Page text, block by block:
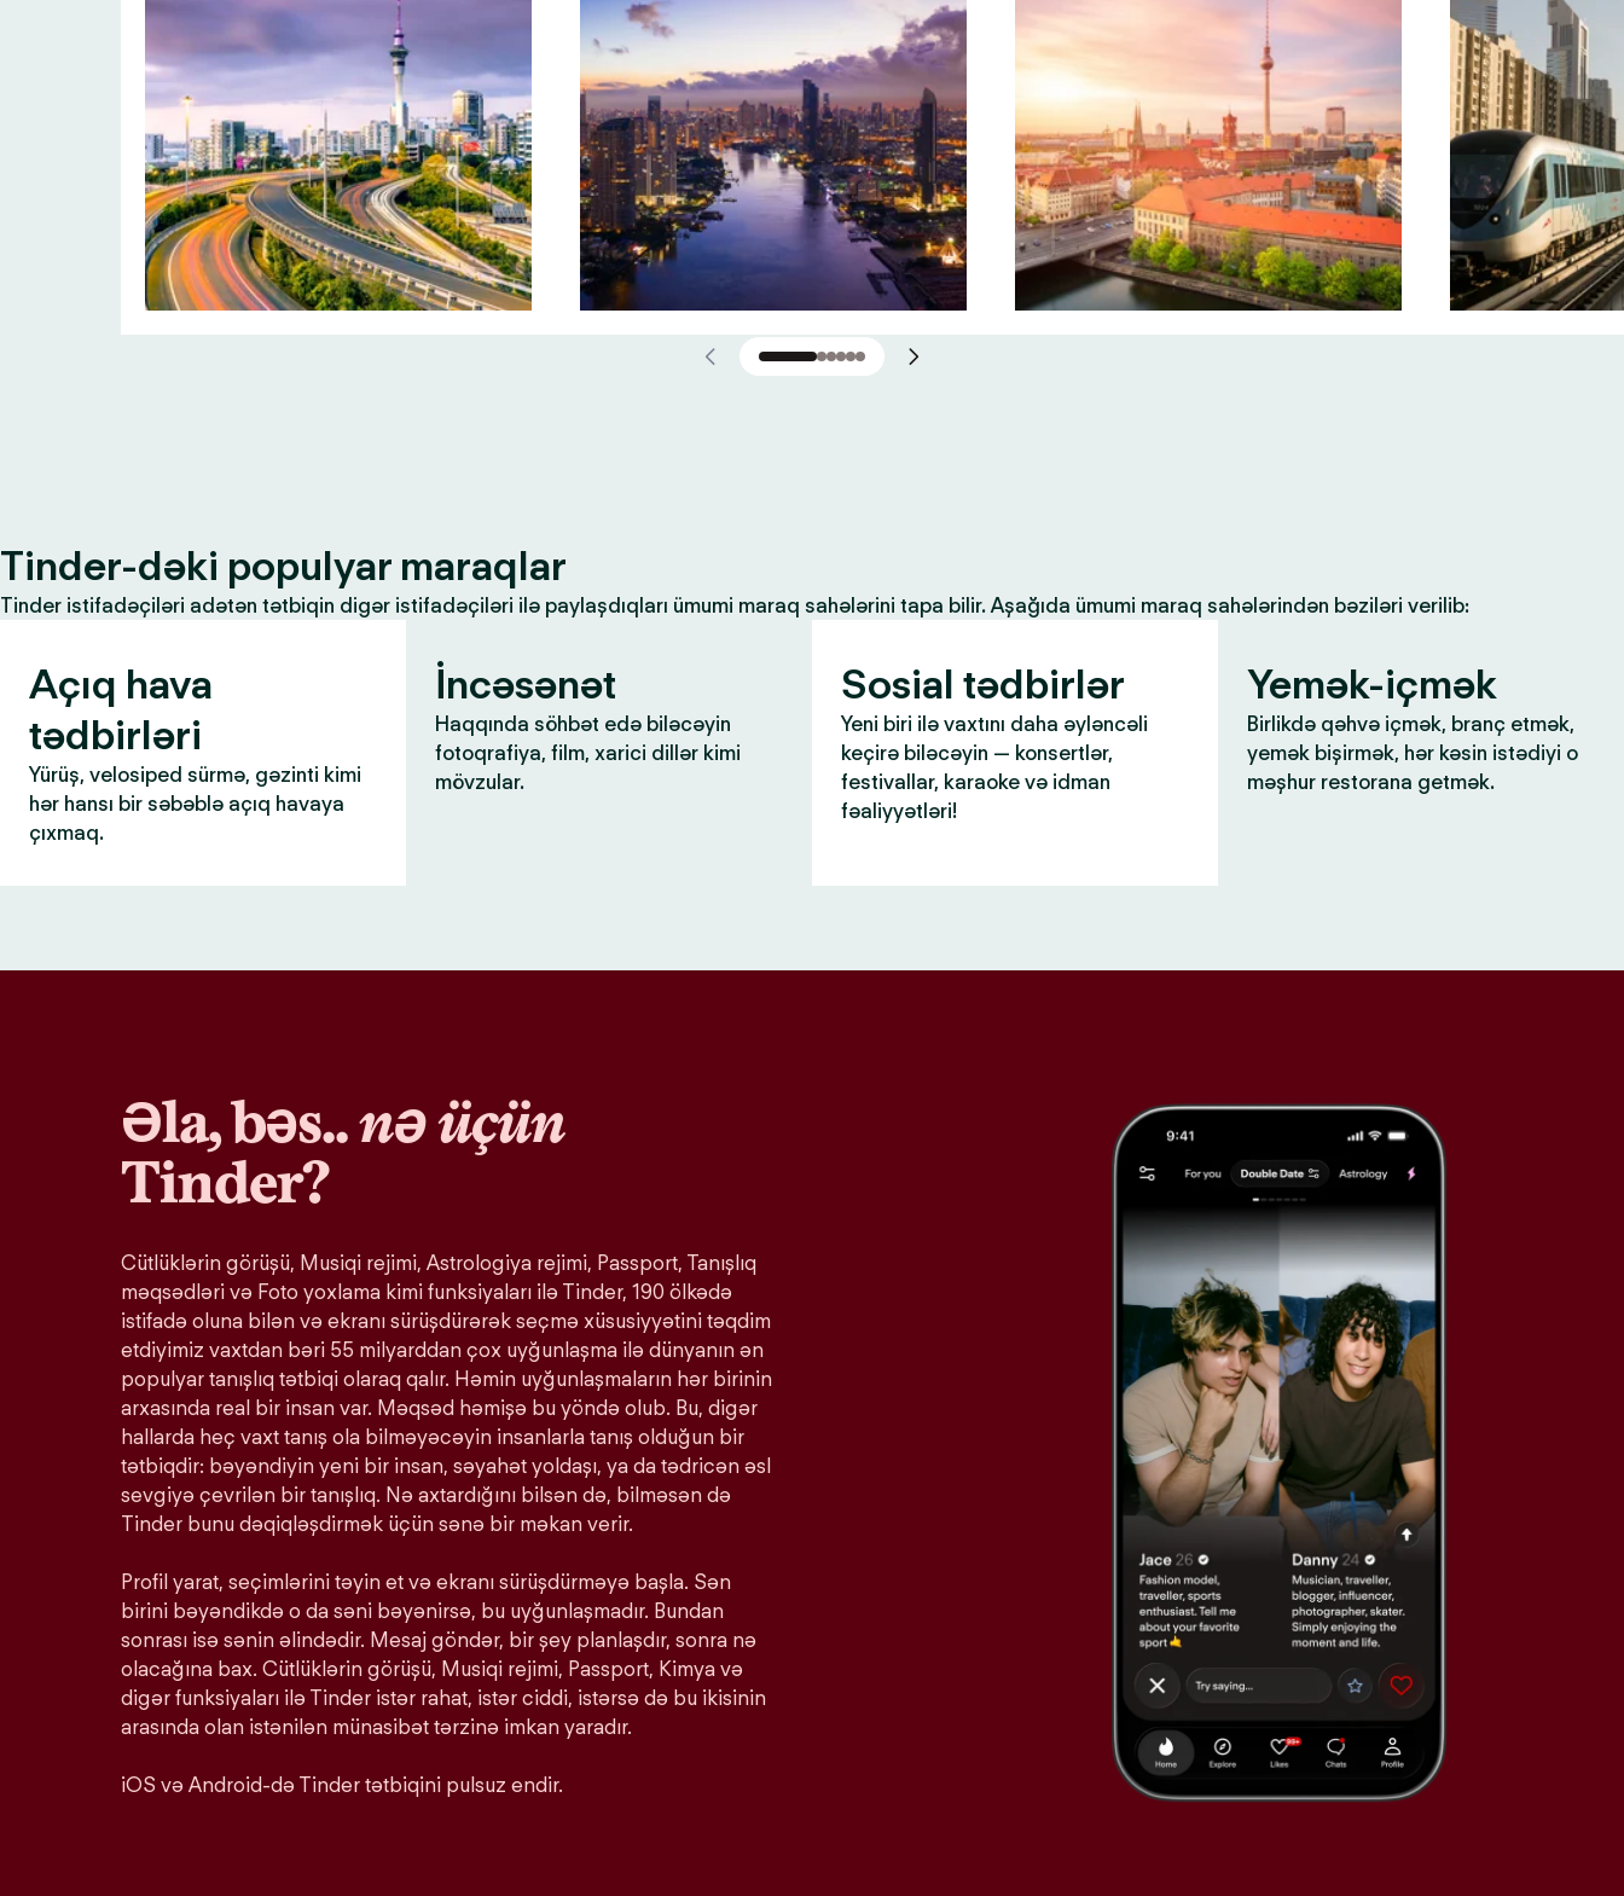
Tinder-dəki populyar maraqlar
Tinder istifadəçiləri adətən tətbiqin digər istifadəçiləri ilə paylaşdıqları ümumi maraq sahələrini tapa bilir. Aşağıda ümumi maraq sahələrindən bəziləri verilib:
Açıq hava
tədbirləri
Yürüş, velosiped sürmə, gəzinti kimi
hər hansı bir səbəblə açıq havaya
çıxmaq.
İncəsənət
Haqqında söhbət edə biləcəyin
fotoqrafiya, film, xarici dillər kimi
mövzular.
Sosial tədbirlər
Yeni biri ilə vaxtını daha əyləncəli
keçirə biləcəyin — konsertlər,
festivallar, karaoke və idman
fəaliyyətləri!
Yemək-içmək
Birlikdə qəhvə içmək, branç etmək,
yemək bişirmək, hər kəsin istədiyi o
məşhur restorana getmək.
Əla, bəs..nə üçün
Tinder?
Cütlüklərin görüşü, Musiqi rejimi, Astrologiya rejimi, Passport, Tanışlıq
məqsədləri və Foto yoxlama kimi funksiyaları ilə Tinder, 190 ölkədə
istifadə oluna bilən və ekranı sürüşdürərək seçmə xüsusiyyətini təqdim
etdiyimiz vaxtdan bəri 55 milyarddan çox uyğunlaşma ilə dünyanın ən
populyar tanışlıq tətbiqi olaraq qalır. Həmin uyğunlaşmaların hər birinin
arxasında real bir insan var. Məqsəd həmişə bu yöndə olub. Bu, digər
hallarda heç vaxt tanış ola bilməyəcəyin insanlarla tanış olduğun bir
tətbiqdir: bəyəndiyin yeni bir insan, səyahət yoldaşı, ya da tədricən əsl
sevgiyə çevrilən bir tanışlıq. Nə axtardığını bilsən də, bilməsən də
Tinder bunu dəqiqləşdirmək üçün sənə bir məkan verir.
Profil yarat, seçimlərini təyin et və ekranı sürüşdürməyə başla. Sən
birini bəyəndikdə o da səni bəyənirsə, bu uyğunlaşmadır. Bundan
sonrası isə sənin əlindədir. Mesaj göndər, bir şey planlaşdır, sonra nə
olacağına bax. Cütlüklərin görüşü, Musiqi rejimi, Passport, Kimya və
digər funksiyaları ilə Tinder istər rahat, istər ciddi, istərsə də bu ikisinin
arasında olan istənilən münasibət tərzinə imkan yaradır.
iOS və Android-də Tinder tətbiqini pulsuz endir.